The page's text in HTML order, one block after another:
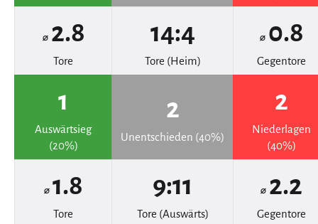
⌀ 2.8
Tore
14:4
Tore (Heim)
⌀ 0.8
Gegentore
1
Auswärtsieg
(20%)
2
Unentschieden (40%)
2
Niederlagen
(40%)
⌀ 1.8
Tore
9:11
Tore (Auswärts)
⌀ 2.2
Gegentore